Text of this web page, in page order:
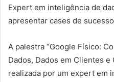
Expert em inteligência de
apresentar cases de sucesso
A palestra “Google Físico:
Dados, Dados em Clientes
realizada por um expert em